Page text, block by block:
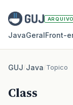
ARQUIVO
JavaGeral
GUJ/Java/Topico
Class